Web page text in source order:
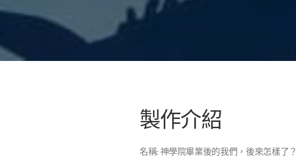
製作介紹
名稱: 神學院畢業後的我們，後來怎樣了？